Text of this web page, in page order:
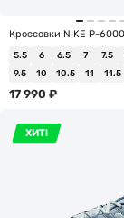
Кроссовки NIKE P-
5.5 6 6.5 7 7.5
9.5
10 10.5 11 11.5
17 990 ₽
ХИТ!